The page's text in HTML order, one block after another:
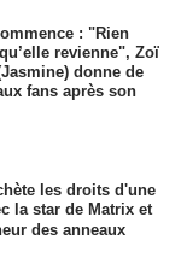
: "Rien
revienne", Zoï
donne de
fans après son
les droits d'une
la star de Matrix et
des anneaux